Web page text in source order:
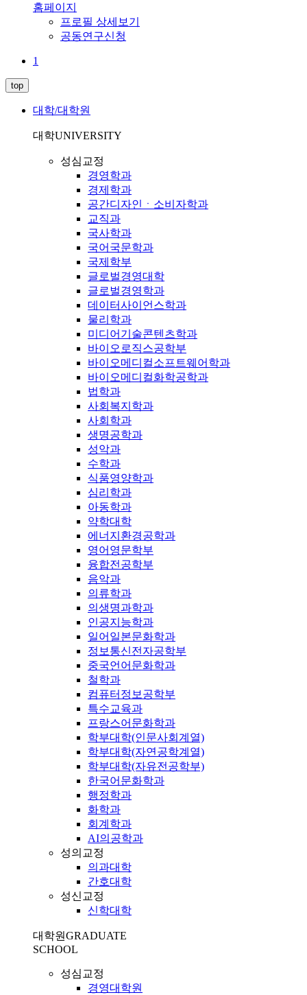
홈페이지
프로필 상세보기
공동연구신청
1
top
대학/대학원
대학UNIVERSITY
성심교정
경영학과
경제학과
공간디자인ㆍ소비자학과
교직과
국사학과
국어국문학과
국제학부
글로벌경영대학
글로벌경영학과
데이터사이언스학과
물리학과
미디어기술콘텐츠학과
바이오로직스공학부
바이오메디컬소프트웨어학과
바이오메디컬화학공학과
법학과
사회복지학과
사회학과
생명공학과
성악과
수학과
식품영양학과
심리학과
아동학과
약학대학
에너지환경공학과
영어영문학부
융합전공학부
음악과
의류학과
의생명과학과
인공지능학과
일어일본문화학과
정보통신전자공학부
중국언어문화학과
철학과
컴퓨터정보공학부
특수교육과
프랑스어문화학과
학부대학(인문사회계열)
학부대학(자연공학계열)
학부대학(자유전공학부)
한국어문화학과
행정학과
화학과
회계학과
AI의공학과
성의교정
의과대학
간호대학
성신교정
신학대학
대학원GRADUATE
SCHOOL
성심교정
경영대학원